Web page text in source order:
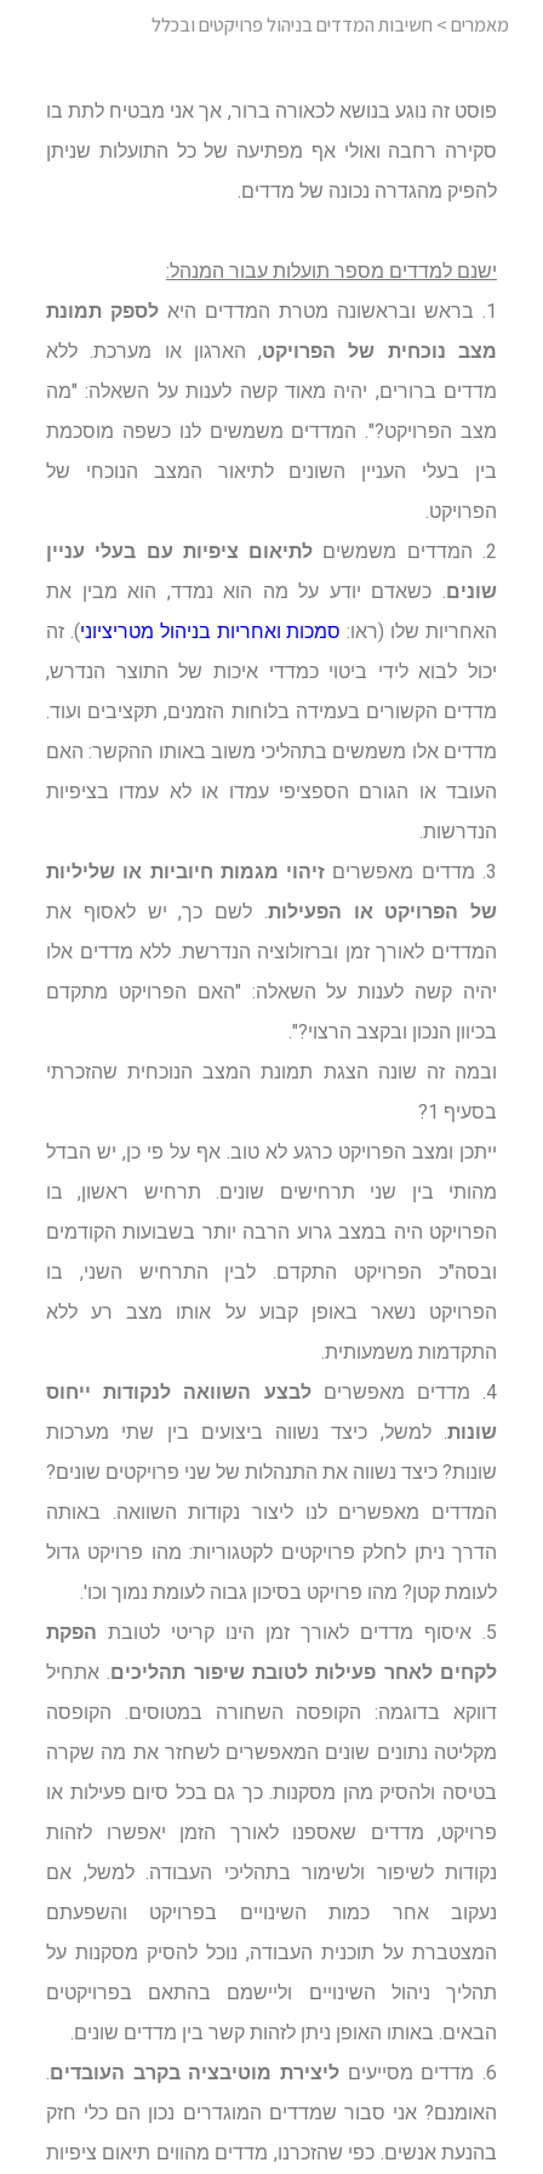
מאמרים> חשיבות המדדים בניהול פרויקטים ובכלל
פוסט זה נוגע בנושא לכאורה ברור, אך אני מבטיח לתת בו
סקירה רחבה ואולי אף מפתיעה של כל התועלות שניתן
להפיק מהגדרה נכונה של מדדים.
ישנם למדדים מספר תועלות עבור המנהל:
1. בראש ובראשונה מטרת המדדים היא
לספק תמונת
מצב נוכחית של הפרויקט, הארגון או מערכת. ללא
מדדים ברורים, יהיה מאוד קשה לענות על השאלה: "מה
מצב הפרויקט?". המדדים משמשים לנו כשפה מוסכמת
בין בעלי העניין השונים לתיאור המצב הנוכחי של
הפרויקט.
2. המדדים משמשים
לתיאום ציפיות עם בעלי עניין
שונים. כשאדם יודע על מה הוא נמדד, הוא מבין את
האחריות שלו (ראו: סמכות ואחריות בניהול מטריציוני). זה
יכול לבוא לידי ביטוי כמדדי איכות של התוצר הנדרש,
מדדים הקשורים בעמידה בלוחות הזמנים, תקציבים ועוד.
מדדים אלו משמשים בתהליכי משוב באותו ההקשר: האם
העובד או הגורם הספציפי עמדו או לא עמדו בציפיות
הנדרשות.
3. מדדים מאפשרים
זיהוי מגמות חיוביות או שליליות
של הפרויקט או הפעילות. לשם כך, יש לאסוף את
המדדים לאורך זמן וברזולוציה הנדרשת. ללא מדדים אלו
יהיה קשה לענות על השאלה: "האם הפרויקט מתקדם
בכיוון הנכון ובקצב הרצוי?".
ובמה זה שונה הצגת תמונת המצב הנוכחית שהזכרתי
בסעיף 1?
ייתכן ומצב הפרויקט כרגע לא טוב. אף על פי כן, יש הבדל
מהותי בין שני תרחישים שונים. תרחיש ראשון, בו
הפרויקט היה במצב גרוע הרבה יותר בשבועות הקודמים
ובסה"כ הפרויקט התקדם. לבין התרחיש השני, בו
הפרויקט נשאר באופן קבוע על אותו מצב רע ללא
התקדמות משמעותית.
4. מדדים מאפשרים
לבצע השוואה לנקודות ייחוס
שונות. למשל, כיצד נשווה ביצועים בין שתי מערכות
שונות? כיצד נשווה את התנהלות של שני פרויקטים שונים?
המדדים מאפשרים לנו ליצור נקודות השוואה. באותה
הדרך ניתן לחלק פרויקטים לקטגוריות: מהו פרויקט גדול
לעומת קטן? מהו פרויקט בסיכון גבוה לעומת נמוך וכו'.
5. איסוף מדדים לאורך זמן הינו קריטי לטובת
הפקת
לקחים לאחר פעילות לטובת שיפור תהליכים. אתחיל
דווקא בדוגמה: הקופסה השחורה במטוסים. הקופסה
מקליטה נתונים שונים המאפשרים לשחזר את מה שקרה
בטיסה ולהסיק מהן מסקנות. כך גם בכל סיום פעילות או
פרויקט, מדדים שאספנו לאורך הזמן יאפשרו לזהות
נקודות לשיפור ולשימור בתהליכי העבודה. למשל, אם
נעקוב אחר כמות השינויים בפרויקט והשפעתם
המצטברת על תוכנית העבודה, נוכל להסיק מסקנות על
תהליך ניהול השינויים וליישמם בהתאם בפרויקטים
הבאים. באותו האופן ניתן לזהות קשר בין מדדים שונים.
6. מדדים מסייעים
ליצירת מוטיבציה בקרב העובדים.
האומנם? אני סבור שמדדים המוגדרים נכון הם כלי חזק
בהנעת אנשים. כפי שהזכרנו, מדדים מהווים תיאום ציפיות